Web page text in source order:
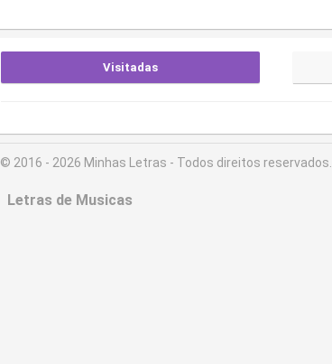
Visitadas
© 2016 - 2026 Minhas Letras - Todos direitos reservados.
Letras de Musicas